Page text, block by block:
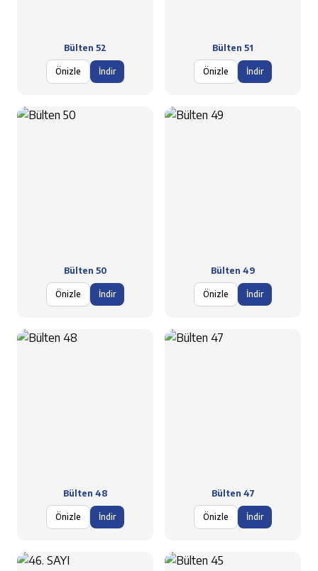
Bülten 52
Önizle İndir
Bülten 51
Önizle İndir
Bülten 50
Önizle İndir
Bülten 49
Önizle İndir
Bülten 48
Önizle İndir
Bülten 47
Önizle İndir